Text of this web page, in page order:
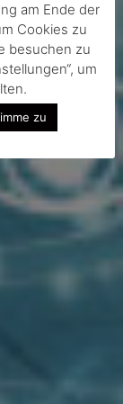
am Ende der
Cookies zu
besuchen zu
um
zu